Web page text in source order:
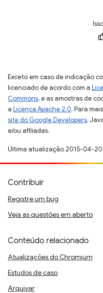
Exceto em caso de indicação
licenciado de acordo com a
Commons, e as amostras de
a Licença Apache 2.0. Para
site do Google Developers.
e/ou afiliadas.
Última atualização 2015-04-20
Contribuir
Registre um bug
Veja as questões em aberto
Conteúdo relacionado
Atualizações do Chromium
Estudos de caso
Arquivar